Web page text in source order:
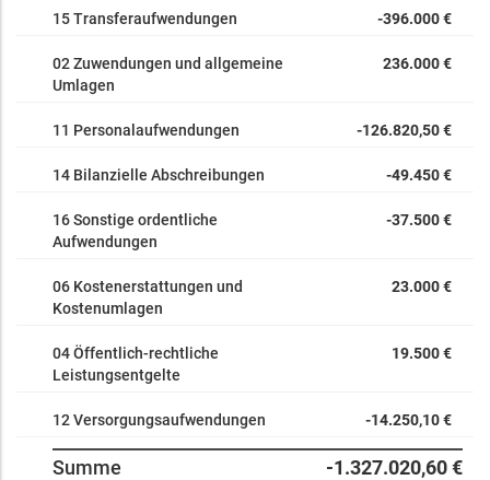
15 Transferaufwendungen -396.000 €
02 Zuwendungen und allgemeine
Umlagen
236.000 €
11 Personalaufwendungen -126.820,50 €
14 Bilanzielle Abschreibungen -49.450 €
16 Sonstige ordentliche
Aufwendungen
-37.500 €
06 Kostenerstattungen und
Kostenumlagen
23.000 €
04 Öffentlich-rechtliche
Leistungsentgelte
19.500 €
12 Versorgungsaufwendungen -14.250,10 €
Summe -1.327.020,60 €